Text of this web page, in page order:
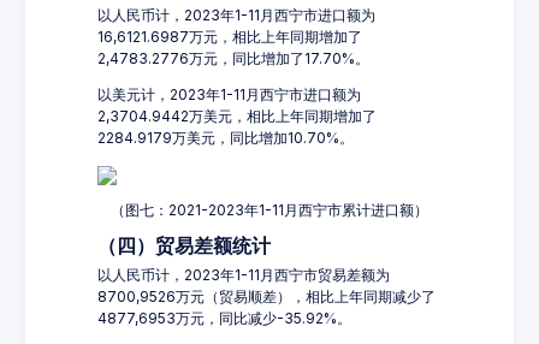
以人民币计，2023年1-11月西宁市进口额为
16,6121.6987万元，相比上年同期增加了
2,4783.2776万元，同比增加了17.70%。
以美元计，2023年1-11月西宁市进口额为
2,3704.9442万美元，相比上年同期增加了
2284.9179万美元，同比增加10.70%。
（图七：2021-2023年1-11月西宁市累计进口额）
（四）贸易差额统计
以人民币计，2023年1-11月西宁市贸易差额为
8700,9526万元（贸易顺差），相比上年同期减少了
4877,6953万元，同比减少-35.92%。